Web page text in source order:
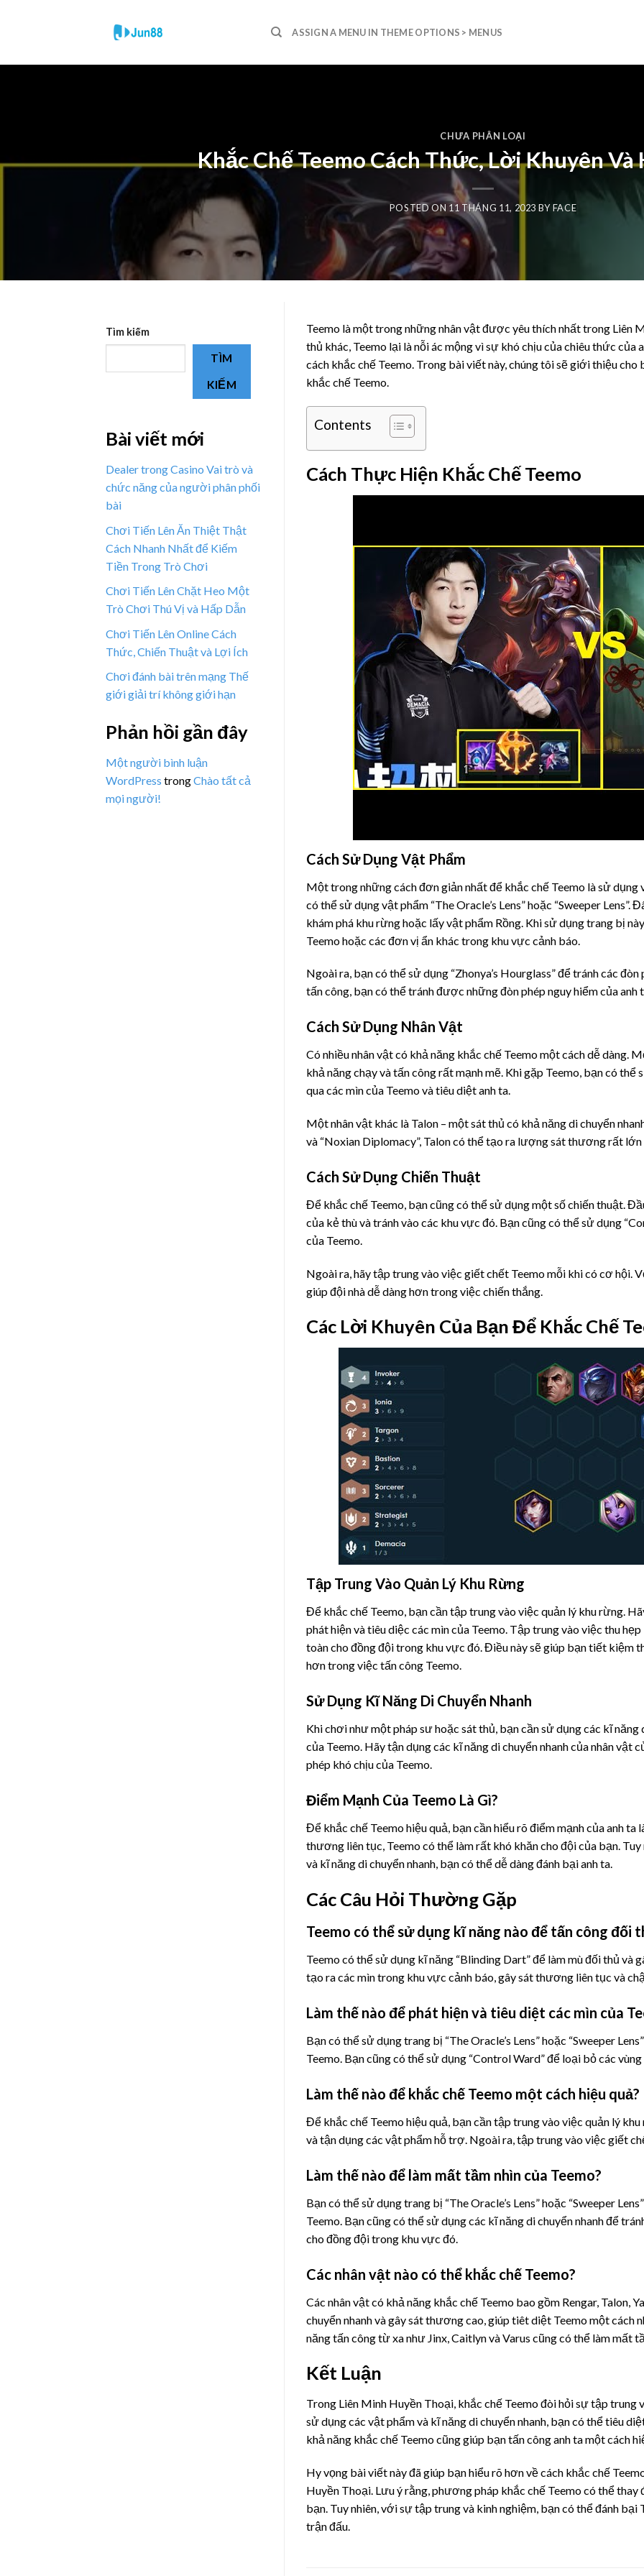
ASSIGN A MENU IN THEME OPTIONS > MENUS
CHƯA PHÂN LOẠI
Khắc Chế Teemo Cách Thức, Lời Khuyên
POSTED ON 11 THÁNG 11, 2023 BYFACE
Tìm kiếm
TÌM
KIẾM
Bài viết mới
Dealer trong Casino Vai trò và
chức năng của người phân phối
bài
Chơi Tiến Lên Ăn Thiệt Thật
Cách Nhanh Nhất để Kiếm
Tiền Trong Trò Chơi
Chơi Tiến Lên Chặt Heo Một
Trò Chơi Thú Vị và Hấp Dẫn
Chơi Tiến Lên Online Cách
Thức, Chiến Thuật và Lợi Ích
Chơi đánh bài trên mạng Thế
giới giải trí không giới hạn
Phản hồi gần đây
Một người bình luận
WordPress trongChào tất cả
mọi người!
Teemo là một trong những nhân vật được yêu thích nhất trong Liên
thủ khác, Teemo lại là nỗi ác mộng vì sự khó chịu của chiêu thức của
cách khắc chế Teemo. Trong bài viết này, chúng tôi sẽ giới thiệu
khắc chế Teemo.
Contents
Cách Thực Hiện Khắc Chế Teemo
Cách Sử Dụng Vật Phẩm
Một trong những cách đơn giản nhất để khắc chế Teemo là sử
có thể sử dụng vật phẩm “The Oracle’s Lens” hoặc “Sweeper
khám phá khu rừng hoặc lấy vật phẩm Rồng. Khi sử dụng trang bị
Teemo hoặc các đơn vị ẩn khác trong khu vực cảnh báo.
Ngoài ra, bạn có thể sử dụng “Zhonya’s Hourglass” để tránh các
tấn công, bạn có thể tránh được những đòn phép nguy hiểm của anh
Cách Sử Dụng Nhân Vật
Có nhiều nhân vật có khả năng khắc chế Teemo một cách dễ dàng.
khả năng chạy và tấn công rất mạnh mẽ. Khi gặp Teemo, bạn có
qua các mìn của Teemo và tiêu diệt anh ta.
Một nhân vật khác là Talon – một sát thủ có khả năng di chuyển
và “Noxian Diplomacy”, Talon có thể tạo ra lượng sát thương rất lớn
Cách Sử Dụng Chiến Thuật
Để khắc chế Teemo, bạn cũng có thể sử dụng một số chiến thuật.
của kẻ thù và tránh vào các khu vực đó. Bạn cũng có thể sử dụng
của Teemo.
Ngoài ra, hãy tập trung vào việc giết chết Teemo mỗi khi có cơ hội.
giúp đội nhà dễ dàng hơn trong việc chiến thắng.
Các Lời Khuyên Của Bạn Để Khắc Chế
Tập Trung Vào Quản Lý Khu Rừng
Để khắc chế Teemo, bạn cần tập trung vào việc quản lý khu rừng.
phát hiện và tiêu diệc các mìn của Teemo. Tập trung vào việc thu
toàn cho đồng đội trong khu vực đó. Điều này sẽ giúp bạn tiết kiệm
hơn trong việc tấn công Teemo.
Sử Dụng Kĩ Năng Di Chuyển Nhanh
Khi chơi như một pháp sư hoặc sát thủ, bạn cần sử dụng các kĩ năng
của Teemo. Hãy tận dụng các kĩ năng di chuyển nhanh của nhân vật
phép khó chịu của Teemo.
Điểm Mạnh Của Teemo Là Gì?
Để khắc chế Teemo hiệu quả, bạn cần hiểu rõ điểm mạnh của anh ta
thương liên tục, Teemo có thể làm rất khó khăn cho đội của bạn.
và kĩ năng di chuyển nhanh, bạn có thể dễ dàng đánh bại anh ta.
Các Câu Hỏi Thường Gặp
Teemo có thể sử dụng kĩ năng nào để tấn công đối
Teemo có thể sử dụng kĩ năng “Blinding Dart” để làm mù đối thủ và
tạo ra các mìn trong khu vực cảnh báo, gây sát thương liên tục và
Làm thế nào để phát hiện và tiêu diệt các mìn của
Bạn có thể sử dụng trang bị “The Oracle’s Lens” hoặc “Sweeper
Teemo. Bạn cũng có thể sử dụng “Control Ward” để loại bỏ các
Làm thế nào để khắc chế Teemo một cách hiệu quả?
Để khắc chế Teemo hiệu quả, bạn cần tập trung vào việc quản lý
và tận dụng các vật phẩm hỗ trợ. Ngoài ra, tập trung vào việc giết
Làm thế nào để làm mất tầm nhìn của Teemo?
Bạn có thể sử dụng trang bị “The Oracle’s Lens” hoặc “Sweeper
Teemo. Bạn cũng có thể sử dụng các kĩ năng di chuyển nhanh để
cho đồng đội trong khu vực đó.
Các nhân vật nào có thể khắc chế Teemo?
Các nhân vật có khả năng khắc chế Teemo bao gồm Rengar, Talon,
chuyển nhanh và gây sát thương cao, giúp tiêt diệt Teemo một cách
năng tấn công từ xa như Jinx, Caitlyn và Varus cũng có thể làm mất
Kết Luận
Trong Liên Minh Huyền Thoại, khắc chế Teemo đòi hỏi sự tập
sử dụng các vật phẩm và kĩ năng di chuyển nhanh, bạn có thể tiêu
khả năng khắc chế Teemo cũng giúp bạn tấn công anh ta một cách
Hy vọng bài viết này đã giúp bạn hiểu rõ hơn về cách khắc chế
Huyền Thoại. Lưu ý rằng, phương pháp khắc chế Teemo có thể thay
bạn. Tuy nhiên, với sự tập trung và kinh nghiệm, bạn có thể đánh
trận đấu.